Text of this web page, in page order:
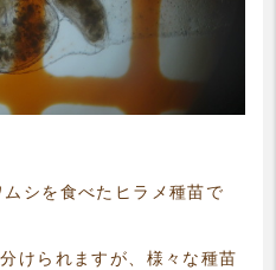
シを食べたヒラメ種苗で
けられますが、様々な種苗